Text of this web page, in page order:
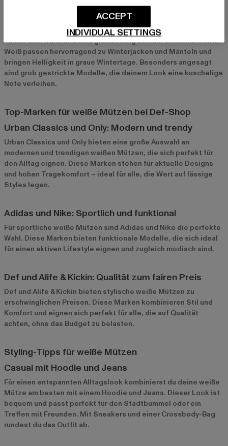
Strickmützen für die kalte Jahreszeit
Für kalte Tage sind weiße Strickmützen perfekt. Diese Modelle
halten dich warm und sind gleichzeitig stilvoll. Strickmützen in
Weiß passen hervorragend zu Winterjacken und Mänteln und
bringen Helligkeit in graue Wintertage. Besonders angesagt
sind grob gestrickte Modelle, die deinem Look eine kuschelige
Note verleihen.
Top-Marken für weiße Mützen bei Def-Shop
Urban Classics und Only: Modern und trendy
Urban Classics und Only bieten eine große Auswahl an
modernen und trendigen weißen Mützen, die sich perfekt für
den Alltag eignen. Diese Marken stehen für aktuelle Designs
und hohen Tragekomfort – ideal für alle, die Wert auf lässige
Styles legen.
Adidas und Nike: Sportlich und funktional
Für sportliche weiße Mützen sind Adidas und Nike die perfekte
Wahl. Diese Marken bieten funktionale Modelle, die sich ideal
für einen aktiven Lifestyle eignen und zugleich modisch sind.
Def und Alife & Kickin: Qualität zum fairen Preis
Def und Alife & Kickin bieten stylische weiße Mützen zu
erschwinglichen Preisen. Diese Marken kombinieren Stil und
Komfort und eignen sich perfekt für alle, die auf Qualität
achten, ohne das Budget zu belasten.
Styling-Tipps für weiße Mützen
Casual mit Hoodie und Jeans
Für einen entspannten Alltagslook kombinierst du deine weiße
Mütze am besten mit einem Hoodie und Jeans. Dieser Look ist
bequem und passt perfekt für den Stadtbummel oder ein
Treffen mit Freunden. Mit Sneakers und einer Crossbody-Bag
rundest du das Outfit ab.
INDIVIDUAL SETTINGS
ACCEPT